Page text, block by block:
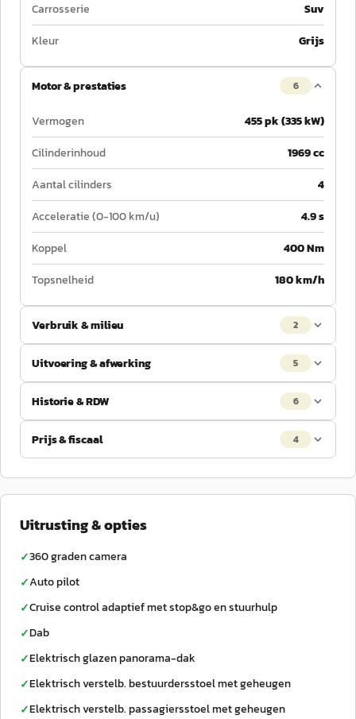
Carrosserie
Suv
Kleur
Grijs
Motor & prestaties 6
Vermogen
455 pk (335 kW)
Cilinderinhoud
1969 cc
Aantal cilinders
4
Acceleratie (0-100 km/u)
4.9 s
Koppel
400 Nm
Topsnelheid
180 km/h
Verbruik & milieu 2
Uitvoering & afwerking 5
Historie & RDW 6
Prijs & fiscaal 4
Uitrusting & opties
✓360 graden camera
✓Auto pilot
✓Cruise control adaptief met stop&go en stuurhulp
✓Dab
✓Elektrisch glazen panorama-dak
✓Elektrisch verstelb. bestuurdersstoel met geheugen
✓Elektrisch verstelb. passagiersstoel met geheugen